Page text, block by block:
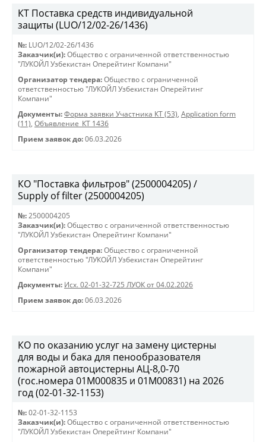
КТ Поставка средств индивидуальной
защиты (LUO/12/02-26/1436)
№: LUO/12/02-26/1436
Заказчик(и): Общество с ограниченной ответственностью
"ЛУКОЙЛ Узбекистан Оперейтинг Компани"
Организатор тендера: Общество с ограниченной
ответственностью "ЛУКОЙЛ Узбекистан Оперейтинг
Компани"
Документы: Форма заявки Участника КТ (53), Application form
(11), Объявление_КТ 1436
Прием заявок до: 06.03.2026
КО "Поставка фильтров" (2500004205) /
Supply of filter (2500004205)
№: 2500004205
Заказчик(и): Общество с ограниченной ответственностью
"ЛУКОЙЛ Узбекистан Оперейтинг Компани"
Организатор тендера: Общество с ограниченной
ответственностью "ЛУКОЙЛ Узбекистан Оперейтинг
Компани"
Документы: Исх. 02-01-32-725 ЛУОК от 04.02.2026
Прием заявок до: 06.03.2026
КО по оказанию услуг на замену цистерны
для воды и бака для пенообразователя
пожарной автоцистерны АЦ-8,0-70
(гос.номера 01М000835 и 01М00831) на 2026
год (02-01-32-1153)
№: 02-01-32-1153
Заказчик(и): Общество с ограниченной ответственностью
"ЛУКОЙЛ Узбекистан Оперейтинг Компани"